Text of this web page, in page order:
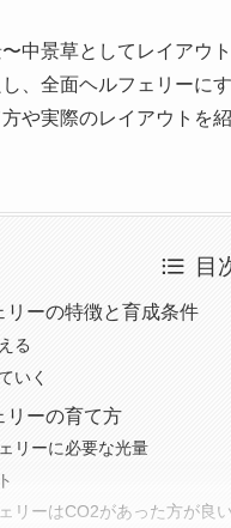
中景草としてレイアウ
、全面ヘルフェリーに
や実際のレイアウトを紹
目
ーの特徴と育成条件
る
いく
リーの育て方
リーに必要な光量
リーはCO2があった方が良い